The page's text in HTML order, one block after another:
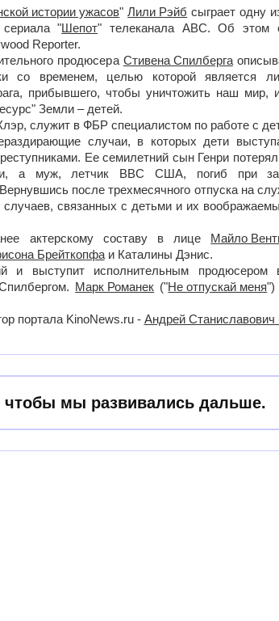
истории ужасов"Лили Рэйб сыграет одну
"Шепот" телеканала ABC. Об этом
Reporter.
продюсера Стивена Спилберга
со временем, целью которой является
прибывшего, чтобы уничтожить наш мир,
Земли – детей.
служит в ФБР специалистом по работе с
случаи, в которых дети
Ее семилетний сын Генри
а муж, летчик ВВС США, погиб при
после трехмесячного отпуска на
случаев, связанных с детьми и их
актерскому составу в лице Майло
Брейткопфаи Каталины Дэнис.
и выступит исполнительным продюсером
Марк Романек ("Не отпускай меня")
портала KinoNews.ru - Андрей Станиславович
чтобы мы развивались дальше.